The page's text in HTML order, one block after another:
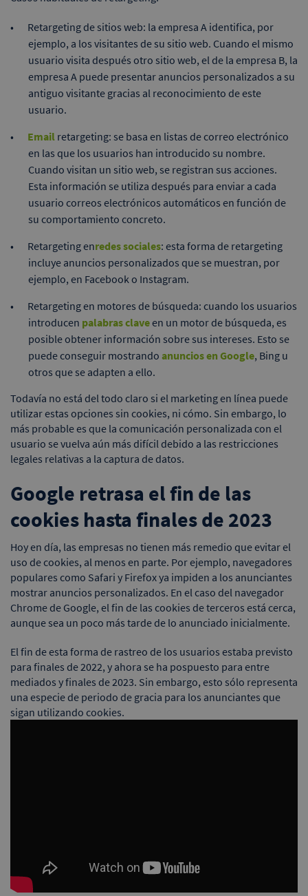
Retargeting de sitios web: la empresa A identifica, por
ejemplo, a los visitantes de su sitio web. Cuando el mismo
usuario visita después otro sitio web, el de la empresa B, la
empresa A puede presentar anuncios personalizados a su
antiguo visitante gracias al reconocimiento de este
usuario.
Email retargeting: se basa en listas de correo electrónico
en las que los usuarios han introducido su nombre.
Cuando visitan un sitio web, se registran sus acciones.
Esta información se utiliza después para enviar a cada
usuario correos electrónicos automáticos en función de
su comportamiento concreto.
Retargeting enredes sociales: esta forma de retargeting
incluye anuncios personalizados que se muestran, por
ejemplo, en Facebook o Instagram.
Retargeting en motores de búsqueda: cuando los usuarios
introducen palabras claveen un motor de búsqueda, es
posible obtener información sobre sus intereses. Esto se
puede conseguir mostrando anuncios en Google, Bing u
otros que se adapten a ello.
Todavía no está del todo claro si el marketing en línea puede
utilizar estas opciones sin cookies, ni cómo. Sin embargo, lo
más probable es que la comunicación personalizada con el
usuario se vuelva aún más difícil debido a las restricciones
legales relativas a la captura de datos.
Google retrasa el fin de las
cookies hasta finales de 2023
Hoy en día, las empresas no tienen más remedio que evitar el
uso de cookies, al menos en parte. Por ejemplo, navegadores
populares como Safari y Firefox ya impiden a los anunciantes
mostrar anuncios personalizados. En el caso del navegador
Chrome de Google, el fin de las cookies de terceros está cerca,
aunque sea un poco más tarde de lo anunciado inicialmente.
El fin de esta forma de rastreo de los usuarios estaba previsto
para finales de 2022, y ahora se ha pospuesto para entre
mediados y finales de 2023. Sin embargo, esto sólo representa
una especie de periodo de gracia para los anunciantes que
sigan utilizando cookies.